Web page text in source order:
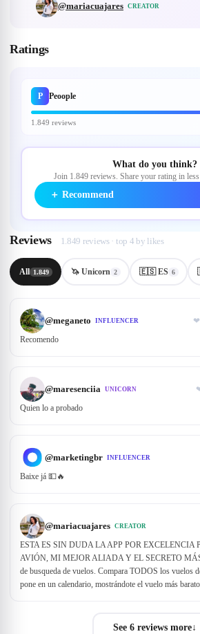
@mariacuajares CREATOR
Ratings
P Peoople
1.849 reviews
What do you think?
Join 1.849 reviews. Share your rating in
＋ Recommend
Reviews 1.849 reviews · top 4 by likes
All 1.849 🦄 Unicorn 2 🇪🇸 ES 6
@meganeto INFLUENCER ❤
Recomendo
@maresenciia UNICORN
Quien lo a probado
@marketingbr INFLUENCER
Baixe já 💵🔥
@mariacuajares CREATOR
ESTA ES SIN DUDA LA APP POR EXCELENCIA
AVIÓN, MI MEJOR ALIADA Y EL SECRETO
de busqueda de vuelos. Compara TODOS los vuelos
pone en un calendario, mostrándote el vuelo más
See 6 reviews more↓